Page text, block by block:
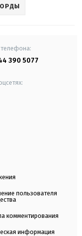
390 5077
пользователя
комментирования
информация